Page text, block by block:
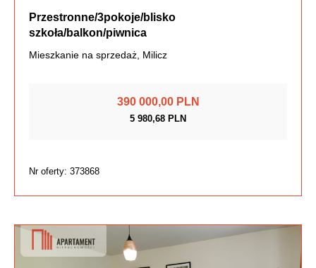
Przestronne/3pokoje/blisko
szkoła/balkon/piwnica
Mieszkanie na sprzedaż, Milicz
390 000,00 PLN
5 980,68 PLN
Nr oferty: 373868